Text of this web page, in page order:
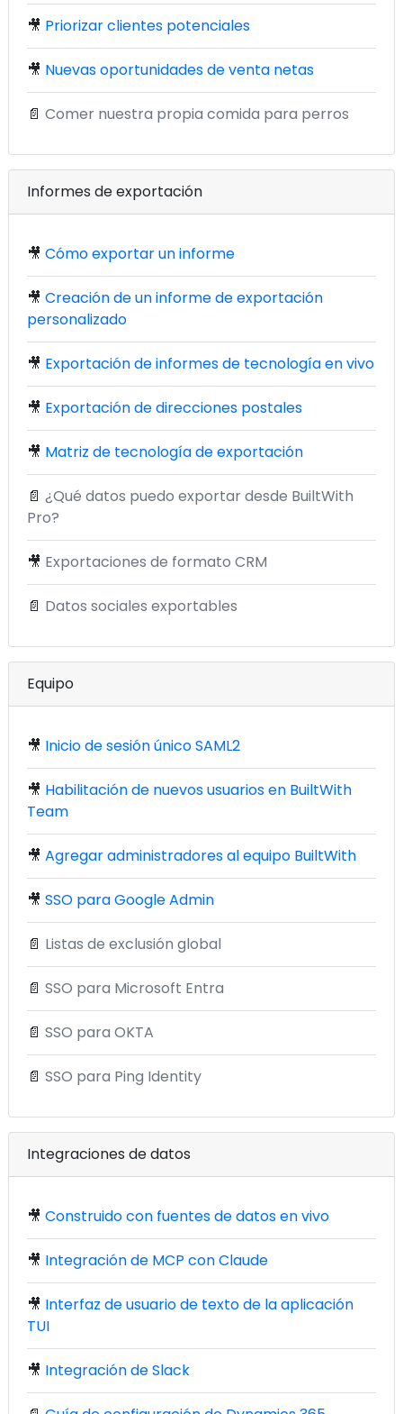
🎥 Priorizar clientes potenciales
🎥 Nuevas oportunidades de venta netas
📄 Comer nuestra propia comida para perros
Informes de exportación
🎥 Cómo exportar un informe
🎥 Creación de un informe de exportación
personalizado
🎥 Exportación de informes de tecnología en vivo
🎥 Exportación de direcciones postales
🎥 Matriz de tecnología de exportación
📄 ¿Qué datos puedo exportar desde BuiltWith
Pro?
🎥 Exportaciones de formato CRM
📄 Datos sociales exportables
Equipo
🎥 Inicio de sesión único SAML2
🎥 Habilitación de nuevos usuarios en BuiltWith
Team
🎥 Agregar administradores al equipo BuiltWith
🎥 SSO para Google Admin
📄 Listas de exclusión global
📄 SSO para Microsoft Entra
📄 SSO para OKTA
📄 SSO para Ping Identity
Integraciones de datos
🎥 Construido con fuentes de datos en vivo
🎥 Integración de MCP con Claude
🎥 Interfaz de usuario de texto de la aplicación
TUI
🎥 Integración de Slack